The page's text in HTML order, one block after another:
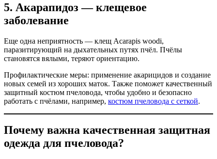
5. Акарапидоз — клещевое
заболевание
Еще одна неприятность — клещ Acarapis woodi,
паразитирующий на дыхательных путях пчёл. Пчёлы
становятся вялыми, теряют ориентацию.
Профилактические меры: применение акарицидов и создание
новых семей из хороших маток. Также поможет качественный
защитный костюм пчеловода, чтобы удобно и безопасно
работать с пчёлами, например, костюм пчеловода с сеткой.
Почему важна качественная защитная
одежда для пчеловода?